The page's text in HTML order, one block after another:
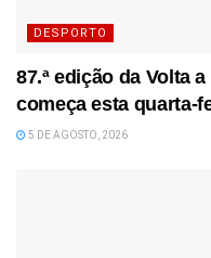
DESPORTO
87.ª edição da Volta
começa esta quarta-
5 DE AGOSTO, 2026